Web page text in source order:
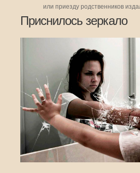
или приезду родственников
Приснилось зеркало